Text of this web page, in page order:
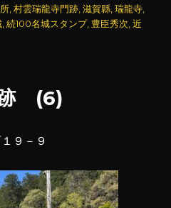
グ
,村雲瑞龍寺門跡 ,滋賀縣 ,瑞龍寺
,続100名城スタンプ, 豊臣秀次 ,近
跡 (6)
９－９